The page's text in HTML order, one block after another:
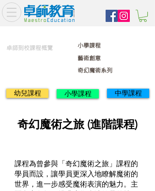
卓師到校課程概覽
藝術創意
奇幻魔術系列
小學課程
幼兒課程 小學課程 中學課程
課程為曾參與「奇幻魔術之旅」課程的
學員而設，讓學員更深入地瞭解魔術的
世界，進一步感受魔術表演的魅力。主
奇幻魔術之旅 (進階課程)